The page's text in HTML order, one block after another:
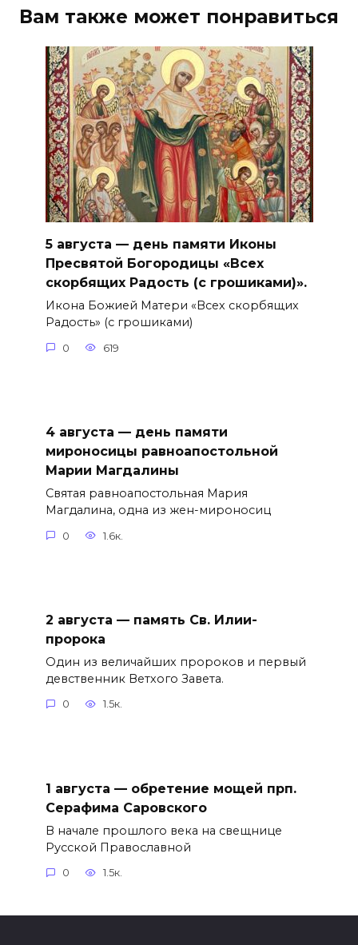
Вам также может понравиться
5 августа — день памяти Иконы
Пресвятой Богородицы «Всех
скорбящих Радость (с грошиками)».
Икона Божией Матери «Всех скорбящих
Радость» (с грошиками)
0 619
4 августа — день памяти
мироносицы равноапостольной
Марии Магдалины
Святая равноапостольная Мария
Магдалина, одна из жен-мироносиц
0 1.6к.
2 августа — память Св. Илии-
пророка
Один из величайших пророков и первый
девственник Ветхого Завета.
0 1.5к.
1 августа — обретение мощей прп.
Серафима Саровского
В начале прошлого века на свещнице
Русской Православной
0 1.5к.